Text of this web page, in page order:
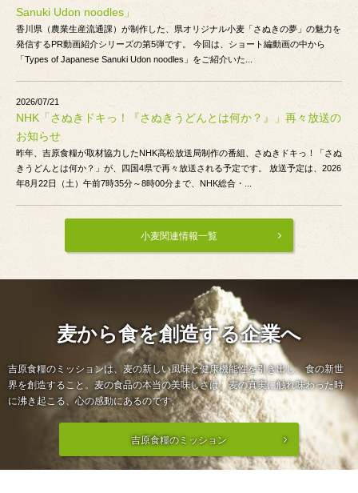
Sanuki Udon noodles」
香川県（農業生産流通課）が制作した、県オリジナル小麦「さぬきの夢」の魅力を
発信するPR動画紹介シリーズの第5弾です。 今回は、ショート編動画の中から
「Types of Japanese Sanuki Udon noodles」をご紹介いた...
2026/07/21
NHK「さぬきドキっ！『さぬきうどんとは何か？』」再々放送の
お知らせ
昨年、吉原食糧が取材協力したNHK高松放送局制作の番組、さぬきドキっ！「さぬ
きうどんとは何か？」が、四国4県で再々放送される予定です。 放送予定は、2026
年8月22日（土）午前7時35分～8時00分まで、NHK総合・...
小麦関連情報一覧
麦から食を創造する企業へ
吉原食糧のミッションは、麦の新しい風味と健康機能性を引き出し、食の新世
界を創造すること。麦の食品の本当の美味しさは、麦の真実に触れ味わった時
に沸き起こる、心の感動にあるのです。
吉原食糧のミッション